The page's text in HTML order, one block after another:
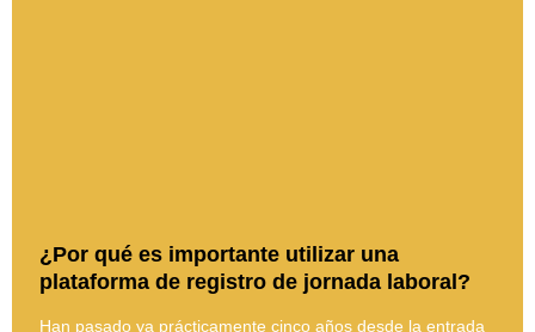
¿Por qué es importante utilizar una
plataforma de registro de jornada laboral?
Han pasado ya prácticamente cinco años desde la entrada